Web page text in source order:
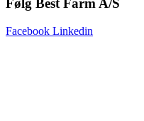
Følg Best Farm A/S
Facebook Linkedin